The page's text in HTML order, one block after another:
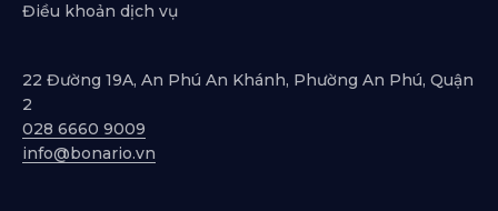
Điều khoản dịch vụ
22 Đường 19A, An Phú An Khánh, Phường An Phú, Quận
2
028 6660 9009
info@bonario.vn